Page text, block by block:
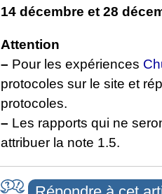
14 décembre et 28
Attention
– Pour les expériences
protocoles sur le site et
protocoles.
– Les rapports qui ne
attribuer la note 1.5.